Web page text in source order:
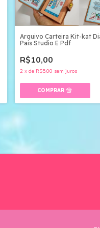
Arquivo Carteira Kit-kat
Pais Studio E Pdf
R$10,00
2 xde R$5,00 sem juros